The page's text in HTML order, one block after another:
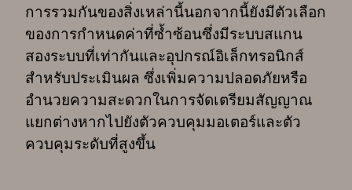
การรวมกันของสิ่งเหล่านี้นอกจากนี้ยังมีตัวเลือก
ของการกำหนดค่าที่ซ้ำซ้อนซึ่งมีระบบสแกน
สองระบบที่เท่ากันและอุปกรณ์อิเล็กทรอนิกส์
สำหรับประเมินผล ซึ่งเพิ่มความปลอดภัยหรือ
อำนวยความสะดวกในการจัดเตรียมสัญญาณ
แยกต่างหากไปยังตัวควบคุมมอเตอร์และตัว
ควบคุมระดับที่สูงขึ้น